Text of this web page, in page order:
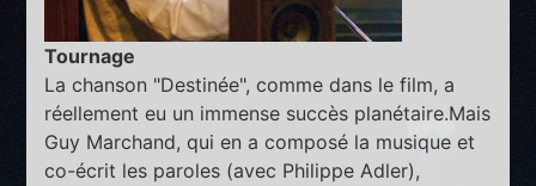
Tournage
La chanson "Destinée", comme dans le film, a
réellement eu un immense succès planétaire.Mais
Guy Marchand, qui en a composé la musique et
co-écrit les paroles (avec Philippe Adler),